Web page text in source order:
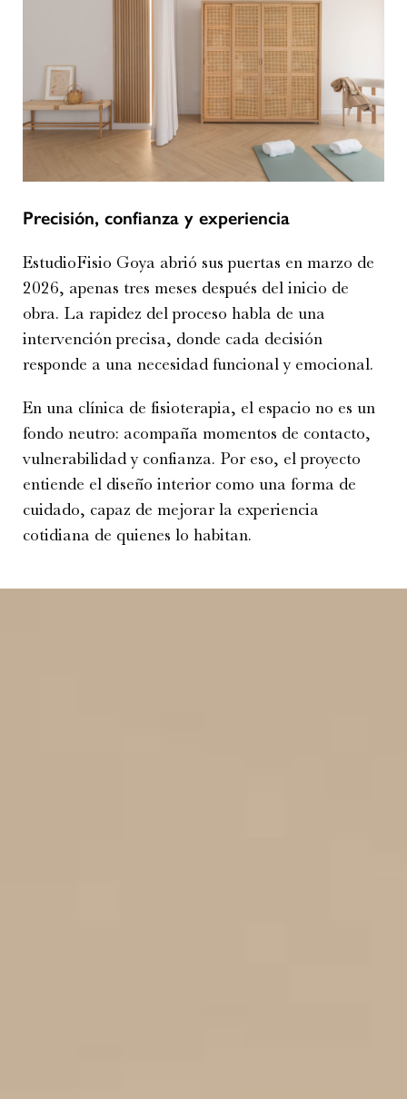
Precisión, confianza y experiencia
EstudioFisio Goya abrió sus puertas en marzo de
2026, apenas tres meses después del inicio de
obra. La rapidez del proceso habla de una
intervención precisa, donde cada decisión
responde a una necesidad funcional y emocional.
En una clínica de fisioterapia, el espacio no es un
fondo neutro: acompaña momentos de contacto,
vulnerabilidad y confianza. Por eso, el proyecto
entiende el diseño interior como una forma de
cuidado, capaz de mejorar la experiencia
cotidiana de quienes lo habitan.